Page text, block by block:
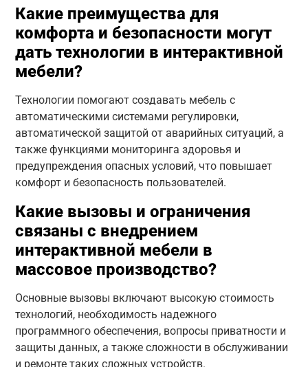
Какие преимущества для
комфорта и безопасности могут
дать технологии в интерактивной
мебели?
Технологии помогают создавать мебель с
автоматическими системами регулировки,
автоматической защитой от аварийных ситуаций, а
также функциями мониторинга здоровья и
предупреждения опасных условий, что повышает
комфорт и безопасность пользователей.
Какие вызовы и ограничения
связаны с внедрением
интерактивной мебели в
массовое производство?
Основные вызовы включают высокую стоимость
технологий, необходимость надежного
программного обеспечения, вопросы приватности и
защиты данных, а также сложности в обслуживании
и ремонте таких сложных устройств.